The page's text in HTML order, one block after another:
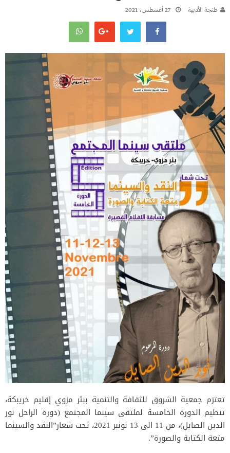
طنجة الأدبية 27 أغسطس، 2021
تعتزم جمعية الشروق للثقافة والتنمية ببئر مزوي إقليم خريبكة،
تنظيم الدورة الخامسة لملتقى سينما المجتمع (دورة الراحل نور
الدين الصايل)، من 11 الى 13 نونبر 2021، تحت شعار”النقد والسينما
متعة الكتابة والصورة”.